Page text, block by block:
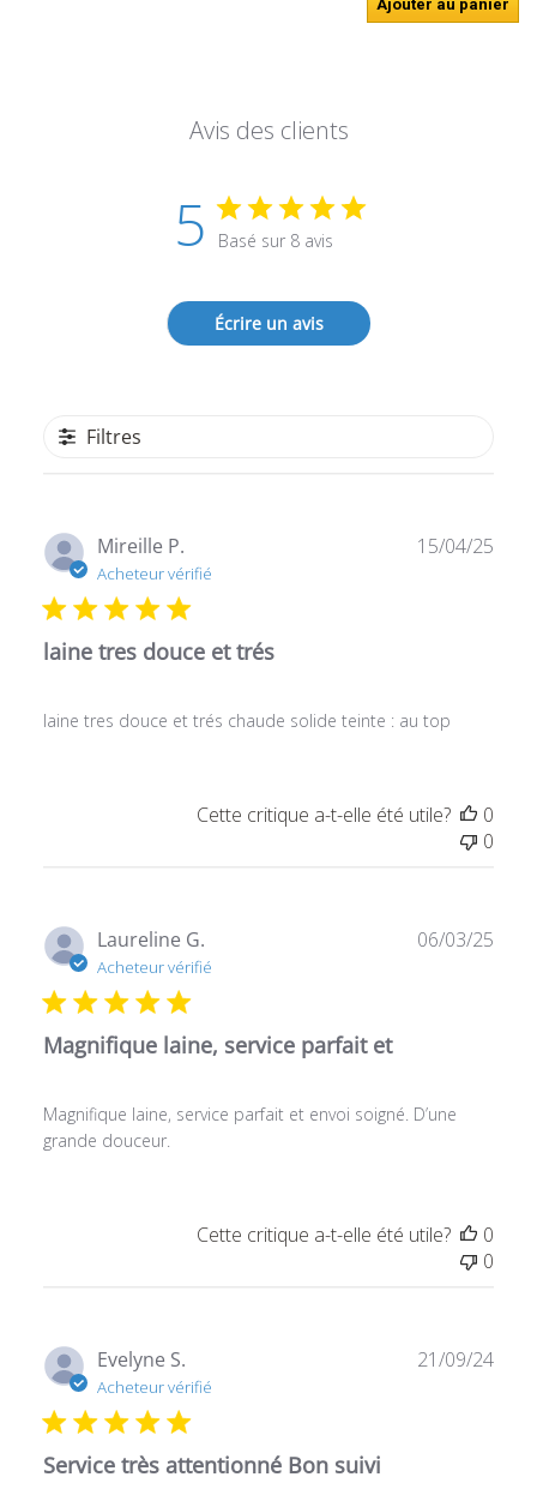
Ajouter au panier
Avis des clients
5 Basé sur 8 avis
Écrire un avis
Filtres
Mireille P.
Acheteur vérifié
laine tres douce et trés
laine tres douce et trés chaude solide teinte : au top
15/04/25
Cette critique a-t-elle été utile?
0
0
Laureline G.
Acheteur vérifié
Magnifique laine, service parfait et
Magnifique laine, service parfait et envoi soigné. D’une
grande douceur.
06/03/25
Cette critique a-t-elle été utile?
0
0
Evelyne S.
Acheteur vérifié
Service très attentionné Bon suivi
Date
21/09/24